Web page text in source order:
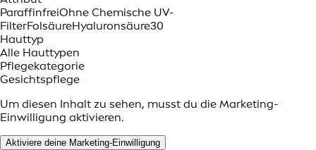
ParaffinfreiOhne Chemische UV-
FilterFolsäureHyaluronsäure30
Hauttyp
Alle Hauttypen
Pflegekategorie
Gesichtspflege
Um diesen Inhalt zu sehen, musst du die Marketing-
Einwilligung aktivieren.
Aktiviere deine Marketing-Einwilligung